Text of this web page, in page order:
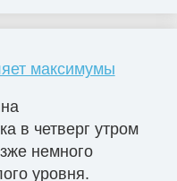
максимумы
в четверг утром
немного
уровня.